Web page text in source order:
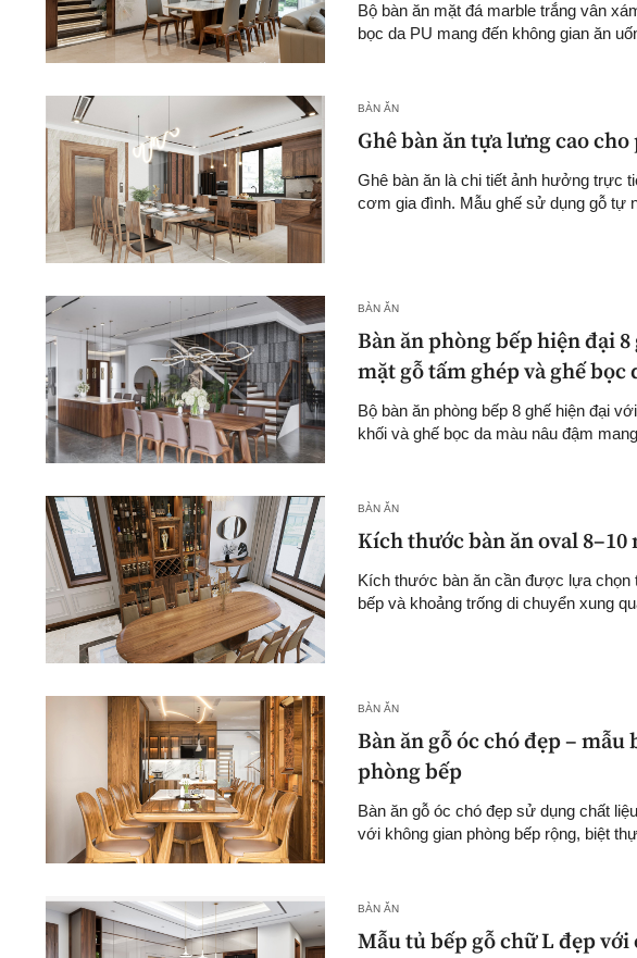
Bộ bàn ăn mặt đá marble trắng vân
bọc da PU mang đến không gian ăn
BÀN ĂN
Ghê bàn ăn tựa lưng cao
Ghê bàn ăn là chi tiết ảnh hưởng trực
cơm gia đình. Mẫu ghế sử dụng gỗ tự
BÀN ĂN
Bàn ăn phòng bếp hiện đại
mặt gỗ tấm ghép và ghế bọc
Bộ bàn ăn phòng bếp 8 ghế hiện đại
khối và ghế bọc da màu nâu đậm
BÀN ĂN
Kích thước bàn ăn oval
Kích thước bàn ăn cần được lựa chọn
bếp và khoảng trống di chuyển xung
BÀN ĂN
Bàn ăn gỗ óc chó đẹp – mẫu
phòng bếp
Bàn ăn gỗ óc chó đẹp sử dụng chất
với không gian phòng bếp rộng, biệt
BÀN ĂN
Mẫu tủ bếp gỗ chữ L đẹp